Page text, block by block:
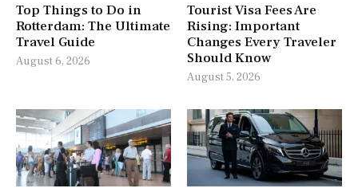
Top Things to Do in
Rotterdam: The Ultimate
Travel Guide
August 6, 2026
Tourist Visa Fees Are
Rising: Important
Changes Every Traveler
Should Know
August 5, 2026